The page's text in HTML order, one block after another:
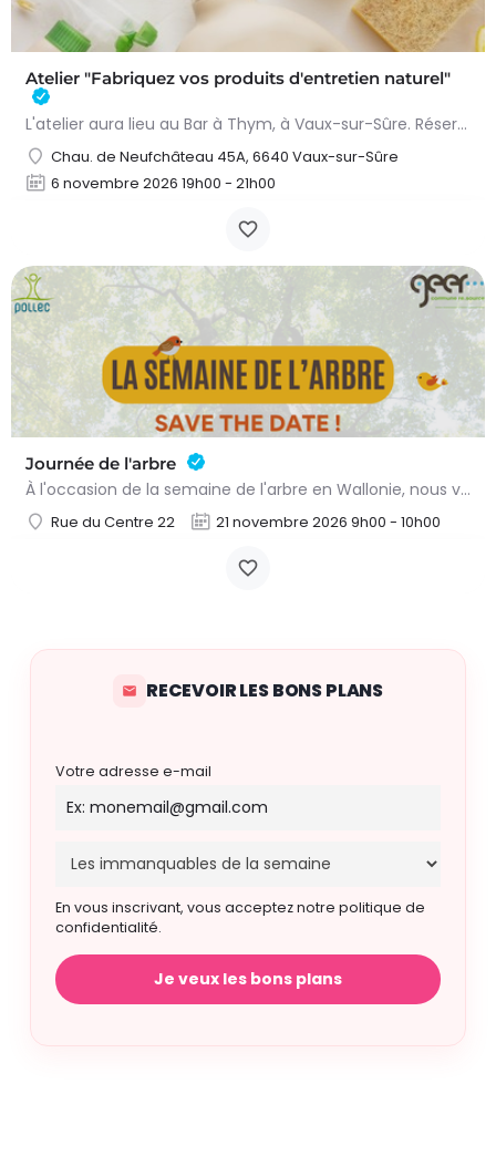
Atelier "Fabriquez vos produits d'entretien naturel"
L'atelier aura lieu au Bar à Thym, à Vaux-sur-Sûre. Réservation :
Chau. de Neufchâteau 45A, 6640 Vaux-sur-Sûre
6 novembre 2026 19h00 - 21h00
Journée de l'arbre
À l'occasion de la semaine de l'arbre en Wallonie, nous vous proposons l'annuelle distribution gratuite des…
Rue du Centre 22 21 novembre 2026 9h00 - 10h00
RECEVOIR LES BONS PLANS
Votre adresse e-mail
En vous inscrivant, vous acceptez notre politique de
confidentialité.